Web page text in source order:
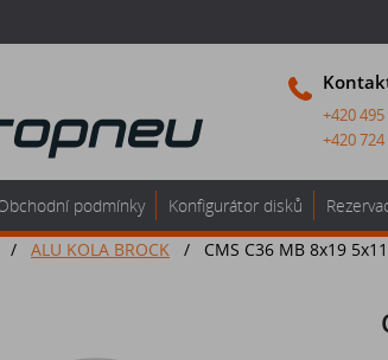
+420
+420
podmínky Konfigurátor disků
/ ALU KOLA BROCK / CMS C36 MB 8x19